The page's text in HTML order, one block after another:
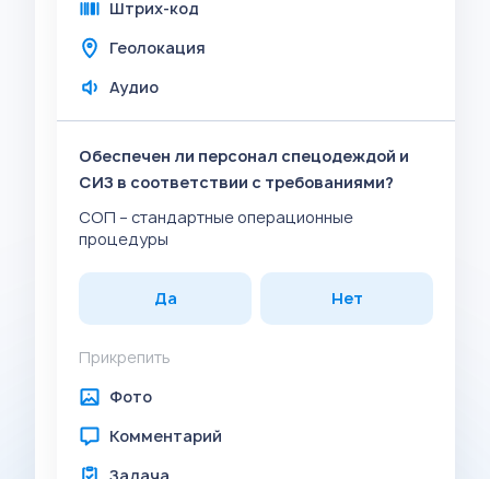
Штрих-код
Геолокация
Аудио
Обеспечен ли персонал спецодеждой и
СИЗ в соответствии с требованиями?
СОП – стандартные операционные
процедуры
Да Нет
Прикрепить
Фото
Комментарий